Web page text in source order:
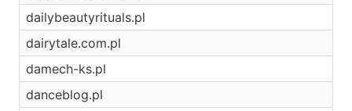
dailybeautyrituals.pl
dairytale.com.pl
damech-ks.pl
danceblog.pl